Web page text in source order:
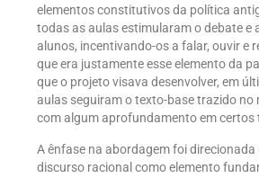
elementos constitutivos da política
todas as aulas estimularam o debate e
alunos, incentivando-os a falar, ouvir e
que era justamente esse elemento da
que o projeto visava desenvolver, em
aulas seguiram o texto-base trazido no
com algum aprofundamento em certos
A ênfase na abordagem foi
discurso racional como elemento